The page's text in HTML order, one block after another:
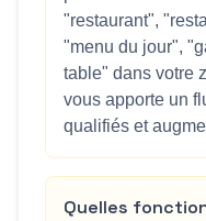
"restaurant",
"menu du jour",
table" dans votre
vous apporte un
qualifiés et
Quelles